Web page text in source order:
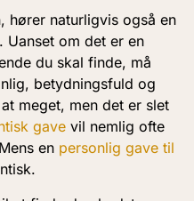
hører naturligvis også en
om det er en
du skal finde, må
betydningsfuld og
meget, men det er slet
gave vil nemlig ofte
en personlig gave til